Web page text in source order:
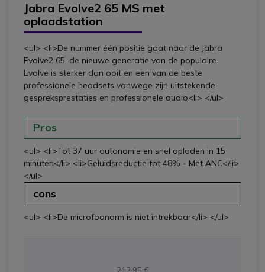
Jabra Evolve2 65 MS met
oplaadstation
<ul> <li>De nummer één positie gaat naar de Jabra
Evolve2 65, de nieuwe generatie van de populaire
Evolve is sterker dan ooit en een van de beste
professionele headsets vanwege zijn uitstekende
gespreksprestaties en professionele audio<li> </ul>
Pros
<ul> <li>Tot 37 uur autonomie en snel opladen in 15
minuten</li> <li>Geluidsreductie tot 48% - Met ANC</li>
</ul>
cons
<ul> <li>De microfoonarm is niet intrekbaar</li> </ul>
212,95 €